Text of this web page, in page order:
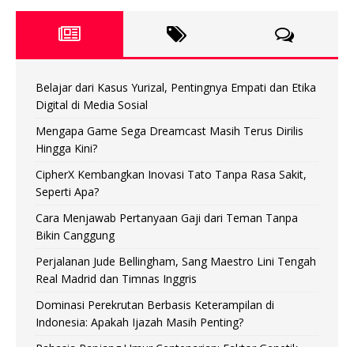
Belajar dari Kasus Yurizal, Pentingnya Empati dan Etika
Digital di Media Sosial
Mengapa Game Sega Dreamcast Masih Terus Dirilis
Hingga Kini?
CipherX Kembangkan Inovasi Tato Tanpa Rasa Sakit,
Seperti Apa?
Cara Menjawab Pertanyaan Gaji dari Teman Tanpa
Bikin Canggung
Perjalanan Jude Bellingham, Sang Maestro Lini Tengah
Real Madrid dan Timnas Inggris
Dominasi Perekrutan Berbasis Keterampilan di
Indonesia: Apakah Ijazah Masih Penting?